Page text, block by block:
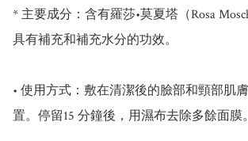
* ﻿﻿主要成分：含有羅莎•莫夏塔（Rosa
具有補充和補充水分的功效。
• 使用方式：敷在清潔後的臉部和頸部肌
置。停留15 分鐘後，用濕布去除多餘面膜。